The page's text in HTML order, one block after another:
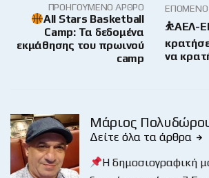
ΠΡΟΗΓΟΎΜΕΝΟ ΆΡΘΡΟ
All Stars Basketball
Camp: Τα δεδομένα
εκμάθησης του πρωινού
camp
ΕΠΌΜΕΝΟ
⛹️ΑΕΛ-
να
Μάριος
Δείτε όλα τα άρθρα
Η δημοσιογραφική